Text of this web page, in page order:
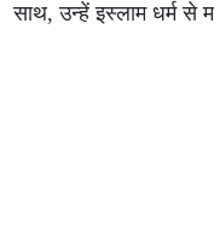
साथ, उन्हें इस्लाम धर्म से